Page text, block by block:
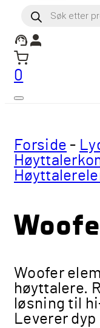
Products
search
0
Forside -
Woofer
høyttalere.
løsning til
Leverer